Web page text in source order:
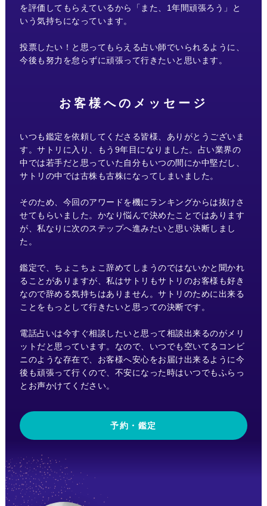
を評価してもらえているから「また、1年間頑張ろう」と
いう気持ちになっています。
投票したい！と思ってもらえる占い師でいられるように、
今後も努力を怠らずに頑張って行きたいと思います。
お客様へのメッセージ
いつも鑑定を依頼してくださる皆様、ありがとうございま
す。サトリに入り、もう9年目になりました。占い業界の
中では若手だと思っていた自分もいつの間にか中堅だし、
サトリの中では古株も古株になってしまいました。
そのため、今回のアワードを機にランキングからは抜けさ
せてもらいました。かなり悩んで決めたことではあります
が、私なりに次のステップへ進みたいと思い決断しまし
た。
鑑定で、ちょこちょこ辞めてしまうのではないかと聞かれ
ることがありますが、私はサトリもサトリのお客様も好き
なので辞める気持ちはありません。サトリのために出来る
ことをもっとして行きたいと思っての決断です。
電話占いは今すぐ相談したいと思って相談出来るのがメリ
ットだと思っています。なので、いつでも空いてるコンビ
ニのような存在で、お客様へ安心をお届け出来るように今
後も頑張って行くので、不安になった時はいつでもふらっ
とお声かけてください。
予約・鑑定